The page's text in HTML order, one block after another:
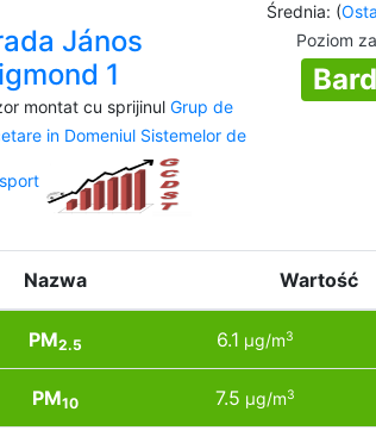
Średnia: (
János
1
montat cu sprijinul Grup de
in Domeniul Sistemelor de
Poziom
Nazwa Wartość
PM2.5 6.1 µg/m3
PM10 7.5 µg/m3